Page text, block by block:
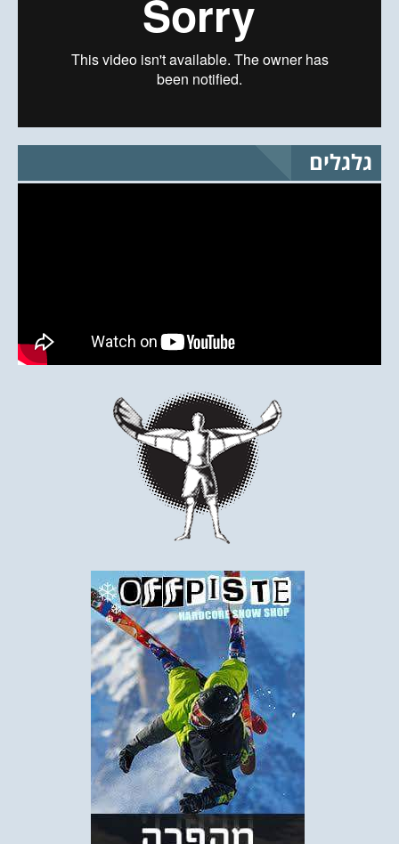
גלגלים